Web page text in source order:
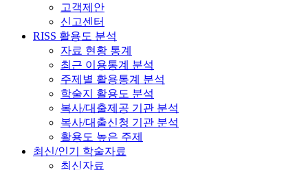
고객제안
신고센터
RISS 활용도 분석
자료 현황 통계
최근 이용통계 분석
주제별 활용통계 분석
학술지 활용도 분석
복사/대출제공 기관 분석
복사/대출신청 기관 분석
활용도 높은 주제
최신/인기 학술자료
최신자료